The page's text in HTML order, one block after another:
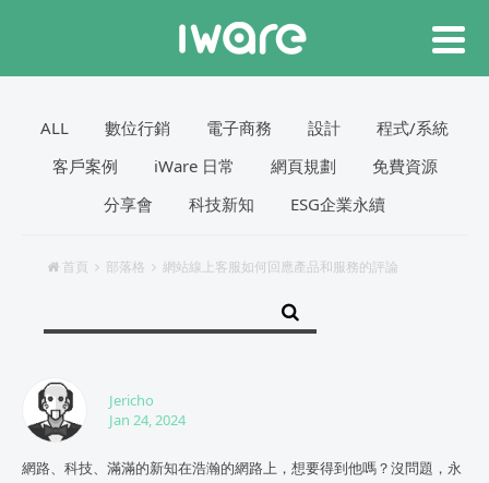
ALL 數位行銷 電子商務 設計
程式/系統
客戶案例
iWare 日常 網頁規劃
免費資源
分享會
科技新知 ESG企業永續
首頁 部落格 網站線上客服如何回應產品和服務的評論
Jericho
Jan 24, 2024
網路、科技、滿滿的新知在浩瀚的網路上，想要得到他嗎？沒問題，永